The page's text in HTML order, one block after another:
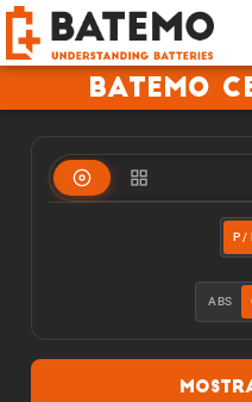
Batemo
P /
ABS